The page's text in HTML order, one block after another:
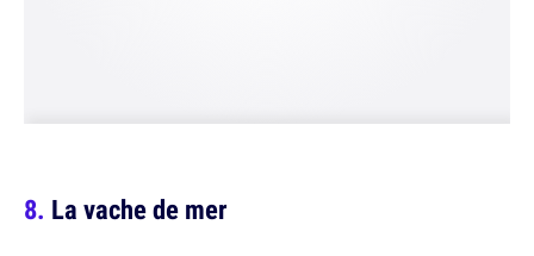
La vache de mer